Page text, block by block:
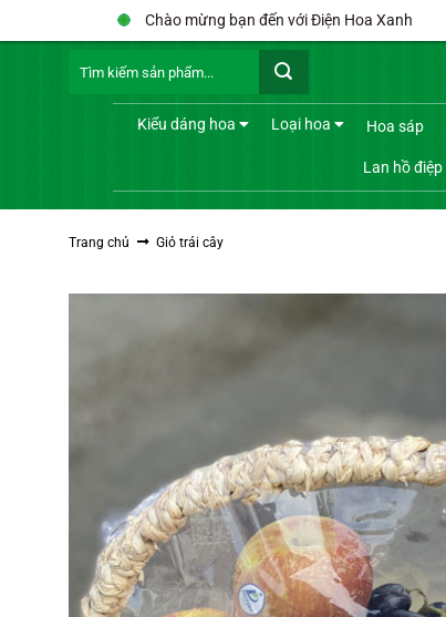
qua
Chào mừng bạn đến với Điện Hoa Xanh
kiếm:
Kiểu dáng hoa Loại hoa Hoa sáp
Lan hồ điệp
Trang chủ Giỏ trái cây